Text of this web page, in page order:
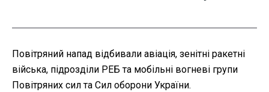
Повітряний напад відбивали авіація, зенітні ракетні
війська, підрозділи РЕБ та мобільні вогневі групи
Повітряних сил та Сил оборони України.